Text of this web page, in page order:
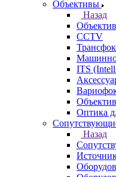
Объективы
Назад
CCTV
ITS
Оптика
Назад